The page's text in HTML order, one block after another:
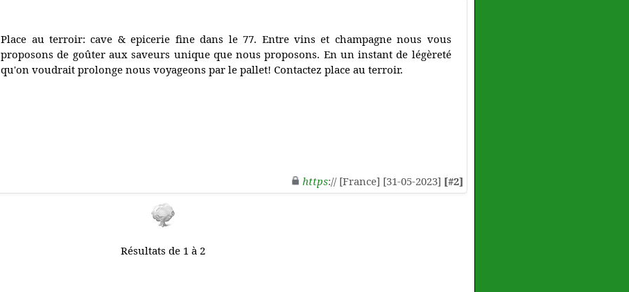
Place au terroir: cave & epicerie fine dans le 77. Entre vins et champagne nous vous
proposons de goûter aux saveurs unique que nous proposons. En un instant de légèreté
qu'on voudrait prolonge nous voyageons par le pallet! Contactez place au terroir.
https:// [France] [31-05-2023] [#2]
Résultats de 1 à 2